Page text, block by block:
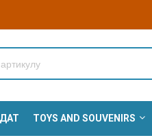
TOYS AND SOUVENIRS